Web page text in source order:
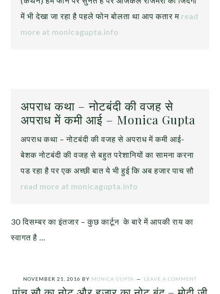
में भी देखा जा रहा है पहले फोन बोलता था आप कतार म read
more at monicagupta.info
अपराध कथा – नोटबंदी की वजह से
अपराध में कमी आई – Monica Gupta
अपराध कथा – नोटबंदी की वजह से अपराध में कमी आई-
बेशक नोटबंदी की वजह से बहुत परेशानियों का सामना करना
पड रहा है पर एक अच्छी बात ये भी हुई कि अब हजार पाच सौ
read more at monicagupta.info
30 दिसम्बर का इंतजार – कुछ कार्टून के बारे में आपकी राय का
स्वागत है …
NOVEMBER 21, 2016 BY MONICA GUPTA LEAVE A COMMENT